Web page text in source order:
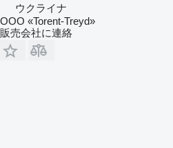
ウクライナ
OOO «Torent-Treyd»
販売会社に連絡